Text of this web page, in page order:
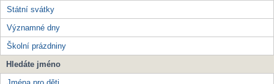
Státní svátky
Významné dny
Školní prázdniny
Hledáte jméno